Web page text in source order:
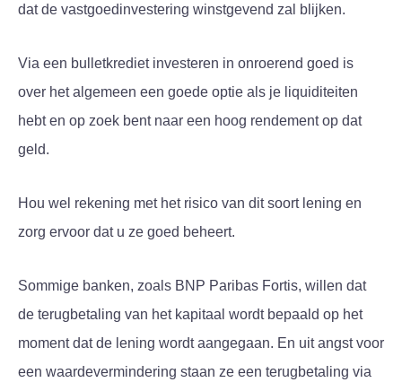
dat de vastgoedinvestering winstgevend zal blijken.
Via een bulletkrediet investeren in onroerend goed is
over het algemeen een goede optie als je liquiditeiten
hebt en op zoek bent naar een hoog rendement op dat
geld.
Hou wel rekening met het risico van dit soort lening en
zorg ervoor dat u ze goed beheert.
Sommige banken, zoals BNP Paribas Fortis, willen dat
de terugbetaling van het kapitaal wordt bepaald op het
moment dat de lening wordt aangegaan. En uit angst voor
een waardevermindering staan ze een terugbetaling via